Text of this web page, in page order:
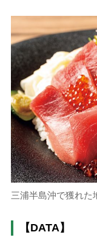
三浦半島沖で獲れた
【DATA】